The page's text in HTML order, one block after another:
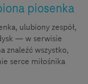
piosenka
ulubiony zespół,
— w serwisie
znaleźć wszystko,
serce miłośnika